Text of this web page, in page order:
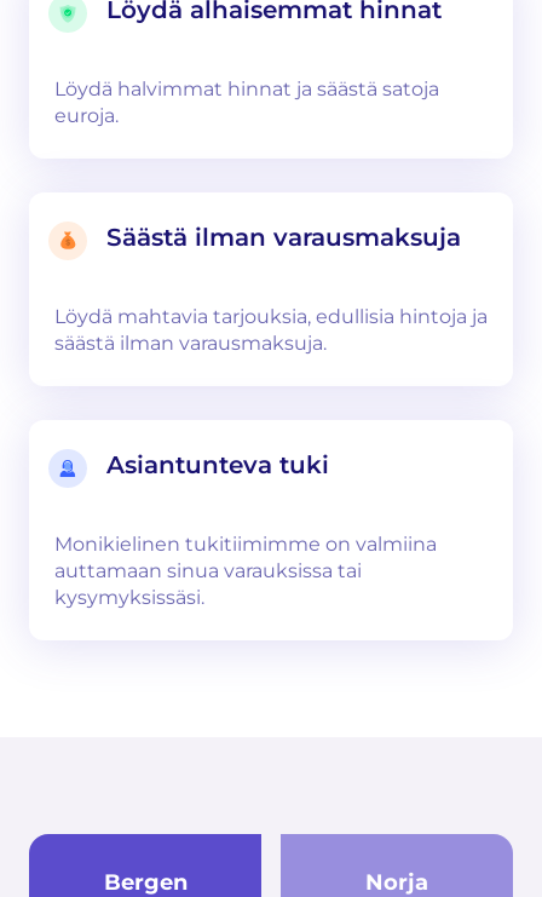
Löydä alhaisemmat hinnat
Löydä halvimmat hinnat ja säästä satoja
euroja.
Säästä ilman varausmaksuja
Löydä mahtavia tarjouksia, edullisia hintoja ja
säästä ilman varausmaksuja.
Asiantunteva tuki
Monikielinen tukitiimimme on valmiina
auttamaan sinua varauksissa tai
kysymyksissäsi.
Bergen Norja